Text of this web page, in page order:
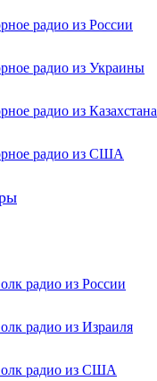
радио из России
радио из Украины
радио из Казахстана
радио из США
радио из России
радио из Израиля
радио из США